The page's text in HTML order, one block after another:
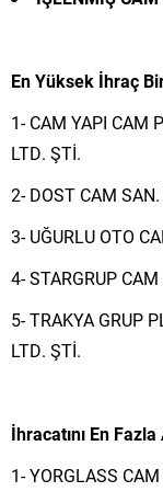
En Yüksek İhraç
1- CAM YAPI CAM
LTD. ŞTİ.
2- DOST CAM
3- UĞURLU OTO
4- STARGRUP CAM
5- TRAKYA GRUP
LTD. ŞTİ.
İhracatını En
1- YORGLASS